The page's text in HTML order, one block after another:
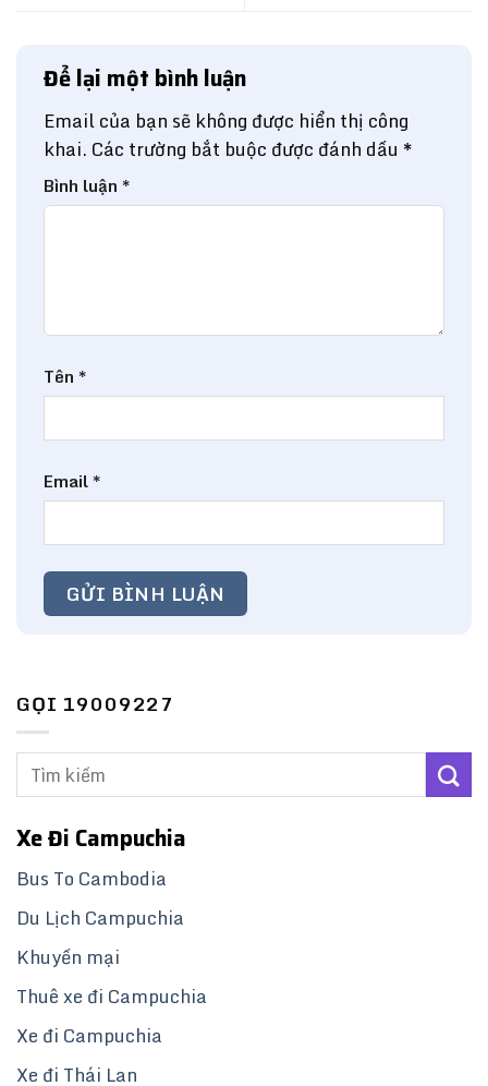
Để lại một bình luận
Email của bạn sẽ không được hiển thị công
khai. Các trường bắt buộc được đánh dấu *
Bình luận *
Tên *
Email *
GỌI 19009227
Xe Đi Campuchia
Bus To Cambodia
Du Lịch Campuchia
Khuyến mại
Thuê xe đi Campuchia
Xe đi Campuchia
Xe đi Thái Lan